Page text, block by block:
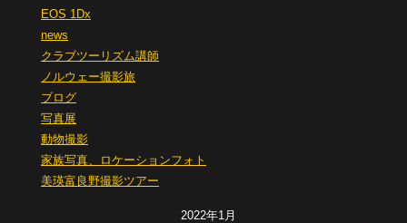
EOS 1Dx
news
クラブツーリズム講師
ノルウェー撮影旅
ブログ
写真展
動物撮影
家族写真、ロケーションフォト
美瑛富良野撮影ツアー
2022年1月